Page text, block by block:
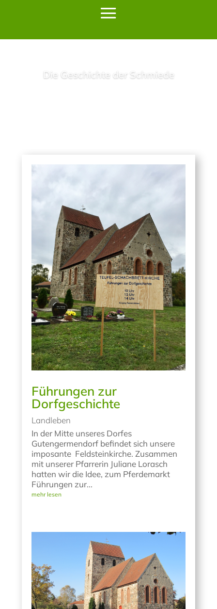
Die Geschichte der Schmiede
Führungen zur
Dorfgeschichte
Landleben
In der Mitte unseres Dorfes
Gutengermendorf befindet sich unsere
imposante Feldsteinkirche. Zusammen
mit unserer Pfarrerin Juliane Lorasch
hatten wir die Idee, zum Pferdemarkt
Führungen zur...
mehr lesen